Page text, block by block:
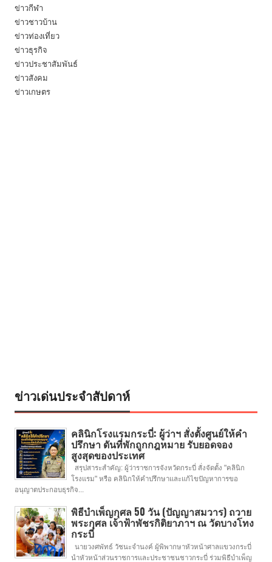
ข่าวกีฬา
ข่าวชาวบ้าน
ข่าวท่องเที่ยว
ข่าวธุรกิจ
ข่าวประชาสัมพันธ์
ข่าวสังคม
ข่าวเกษตร
ข่าวเด่นประจำสัปดาห์
คลินิกโรงแรมกระบี่: ผู้ว่าฯ สั่งตั้งศูนย์ให้คำ
ปรึกษา ดันที่พักถูกกฎหมาย รับยอดจอง
สูงสุดของประเทศ
สรุปสาระสำคัญ: ผู้ว่าราชการจังหวัดกระบี่ สั่งจัดตั้ง "คลินิก
โรงแรม" หรือ คลินิกให้คำปรึกษาและแก้ไขปัญหาการขอ
อนุญาตประกอบธุรกิจ...
พิธีบำเพ็ญกุศล 50 วัน (ปัญญาสมวาร) ถวาย
พระกุศล เจ้าฟ้าพัชรกิติยาภาฯ ณ วัดบางโทง
กระบี่
นายวงศพัทธ์ วัชนะจำนงค์ ผู้พิพากษาหัวหน้าศาลแขวงกระบี่
นำหัวหน้าส่วนราชการและประชาชนชาวกระบี่ ร่วมพิธีบำเพ็ญ